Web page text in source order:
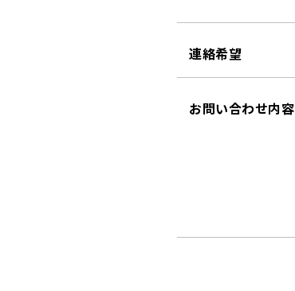
連絡希望
お問い合わせ内容